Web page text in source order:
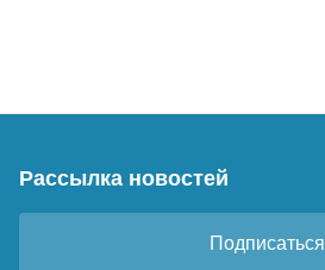
Рассылка новостей
Подписаться